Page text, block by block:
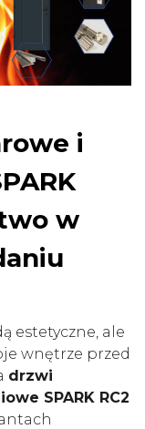
i
w
estetyczne, ale
wnętrze przed
drzwi
SPARK RC2